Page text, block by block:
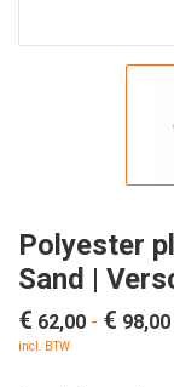
Polyester
Sand |
€ 62,00 - € 98,00
incl. BTW